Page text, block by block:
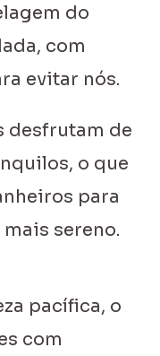
do
com
evitar nós.
desfrutam de
o que
para
sereno.
pacífica, o
com